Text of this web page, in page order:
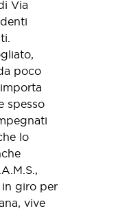
Via
poco
spesso
lo
in giro per
vive